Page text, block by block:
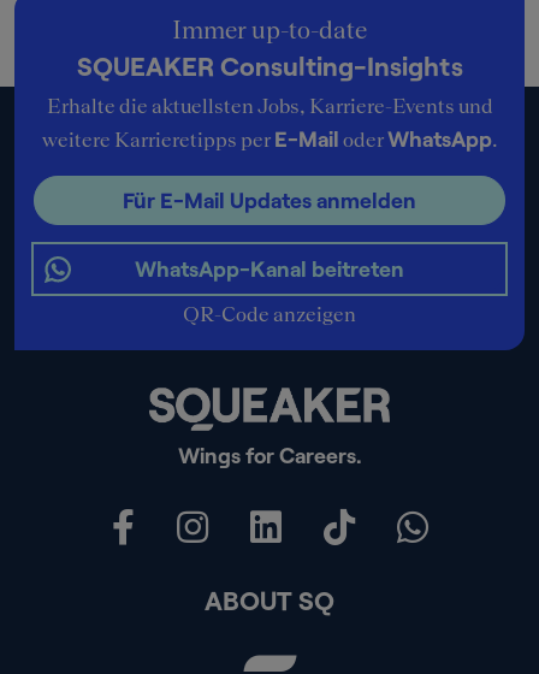
Wings for Careers.
Immer up-to-date
SQUEAKER Consulting-Insights
Erhalte die aktuellsten Jobs, Karriere-Events und
weitere Karrieretipps per E-Mail oderWhatsApp.
Für E-Mail Updates anmelden
WhatsApp-Kanal beitreten
QR-Code anzeigen
ABOUT SQ